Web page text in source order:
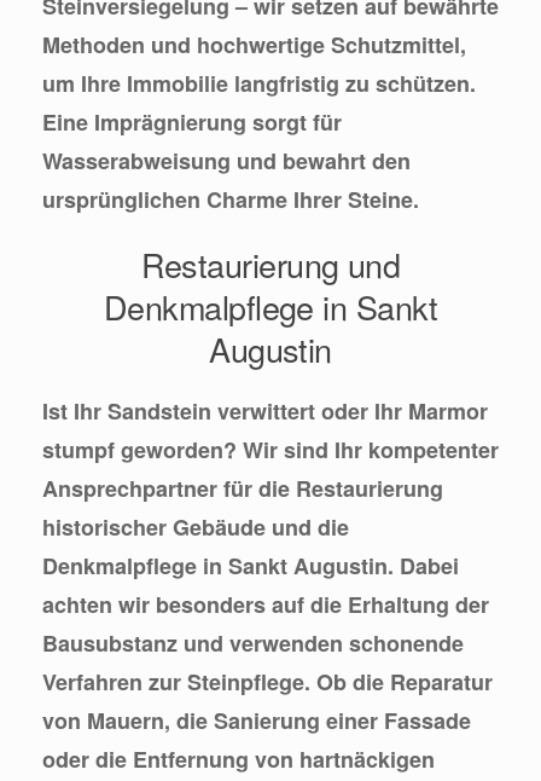
Steinversiegelung – wir setzen auf bewährte
Methoden und hochwertige Schutzmittel,
um Ihre Immobilie langfristig zu schützen.
Eine Imprägnierung sorgt für
Wasserabweisung und bewahrt den
ursprünglichen Charme Ihrer Steine.
Restaurierung und
Denkmalpflege in Sankt
Augustin
Ist Ihr Sandstein verwittert oder Ihr Marmor
stumpf geworden? Wir sind Ihr kompetenter
Ansprechpartner für die Restaurierung
historischer Gebäude und die
Denkmalpflege in Sankt Augustin. Dabei
achten wir besonders auf die Erhaltung der
Bausubstanz und verwenden schonende
Verfahren zur Steinpflege. Ob die Reparatur
von Mauern, die Sanierung einer Fassade
oder die Entfernung von hartnäckigen